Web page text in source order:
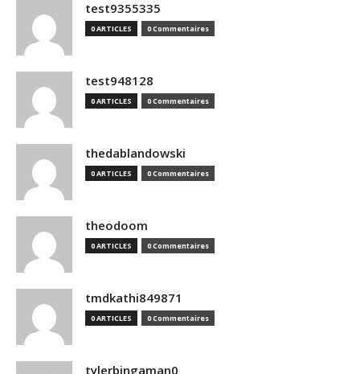
test9355335
0 ARTICLES 0 Commentaires
test948128
0 ARTICLES 0 Commentaires
thedablandowski
0 ARTICLES 0 Commentaires
theodoom
0 ARTICLES 0 Commentaires
tmdkathi849871
0 ARTICLES 0 Commentaires
tylerbingaman0